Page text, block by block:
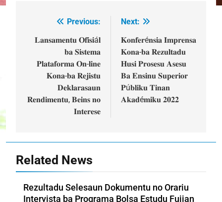
navigation
Previous:
𝐋𝐚𝐧𝐬𝐚𝐦𝐞𝐧𝐭𝐮 𝐎𝐟𝐢𝐬𝐢á𝐥
𝐛𝐚 𝐒𝐢𝐬𝐭𝐞𝐦𝐚
𝐏𝐥𝐚𝐭𝐚𝐟𝐨𝐫𝐦𝐚 𝐎𝐧-𝐥𝐢𝐧𝐞
𝐊𝐨𝐧𝐚-𝐛𝐚 𝐑𝐞𝐣𝐢𝐬𝐭𝐮
𝐃𝐞𝐤𝐥𝐚𝐫𝐚𝐬𝐚𝐮𝐧
𝐑𝐞𝐧𝐝𝐢𝐦𝐞𝐧𝐭𝐮, 𝐁𝐞𝐢𝐧𝐬 𝐧𝐨
𝐈𝐧𝐭𝐞𝐫𝐞𝐬𝐞
Next:
𝐊𝐨𝐧𝐟𝐞𝐫é𝐧𝐬𝐢𝐚 𝐈𝐦𝐩𝐫𝐞𝐧𝐬𝐚
𝐊𝐨𝐧𝐚-𝐛𝐚 𝐑𝐞𝐳𝐮𝐥𝐭𝐚𝐝𝐮
𝐇𝐮𝐬𝐢 𝐏𝐫𝐨𝐬𝐞𝐬𝐮 𝐀𝐬𝐞𝐬𝐮
𝐁𝐚 𝐄𝐧𝐬𝐢𝐧𝐮 𝐒𝐮𝐩𝐞𝐫𝐢𝐨𝐫
𝐏ú𝐛𝐥𝐢𝐤𝐮 𝐓𝐢𝐧𝐚𝐧
𝐀𝐤𝐚𝐝é𝐦𝐢𝐤𝐮 𝟐𝟎𝟐𝟐
Related News
Rezultadu Selesaun Dokumentu no Orariu
Intervista ba Programa Bolsa Estudu Fujian